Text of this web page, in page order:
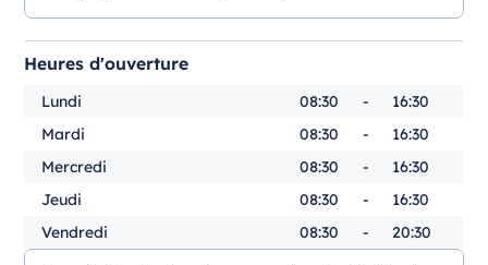
Heures d'ouverture
Lundi 08:30 -
16:30
Mardi
08:30 -
16:30
Mercredi
08:30 -
16:30
Jeudi
08:30 -
16:30
Vendredi
08:30 - 20:30